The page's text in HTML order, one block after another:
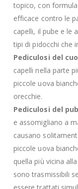
topico, con
efficace contro le
capelli, il pube e le
tipi di pidocchi che
Pediculosi del
capelli nella parte
piccole uova
orecchie.
Pediculosi del
e assomigliano a
causano
piccole uova
quella più vicina
sono trasmissibili